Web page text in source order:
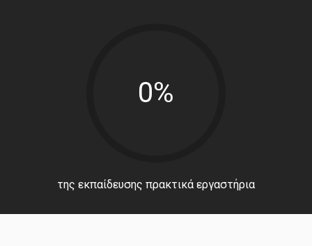
0%
της εκπαίδευσης πρακτικά εργαστήρια